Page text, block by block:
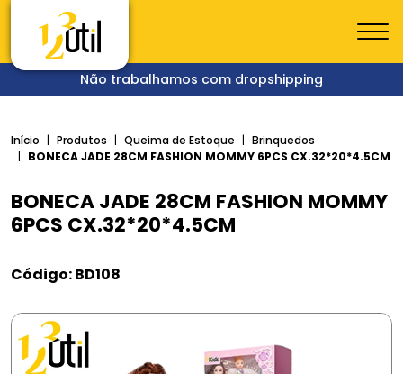
Não trabalhamos com dropshipping
Início Produtos Queima de Estoque
Brinquedos
BONECA JADE 28CM FASHION MOMMY 6PCS CX.32*20*4.5CM
BONECA JADE 28CM FASHION MOMMY
6PCS CX.32*20*4.5CM
Código: BD108